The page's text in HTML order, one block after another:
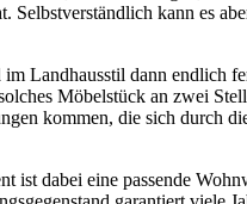
Selbstverständlich kann es
Landhausstil dann endlich
Möbelstück an zwei
kommen, die sich durch
ist dabei eine passende